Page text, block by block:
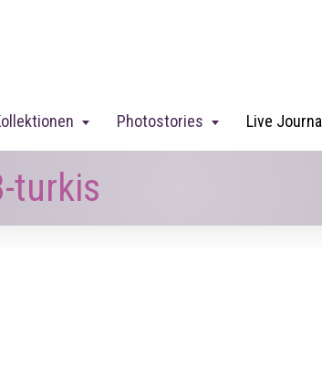
Photostories Live Journal
turkis